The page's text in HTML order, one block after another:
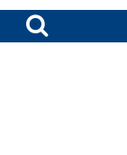
Search for: